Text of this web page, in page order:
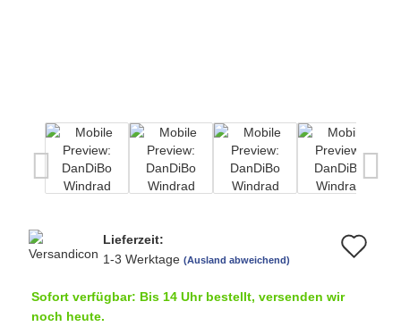
Lieferzeit:
1-3 Werktage (Ausland abweichend)
Sofort verfügbar: Bis 14 Uhr bestellt, versenden wir
noch heute.